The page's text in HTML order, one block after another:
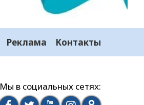
Реклама Контакты
Мы в социальных сетях: